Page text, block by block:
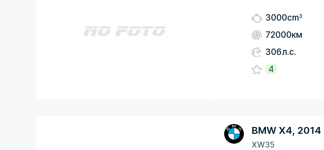
3000cm3
72000км
306л.с.
4
BMW X4, 2014
XW35